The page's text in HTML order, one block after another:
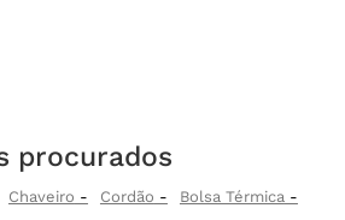
procurados
Chaveiro Cordão
Bolsa Térmica